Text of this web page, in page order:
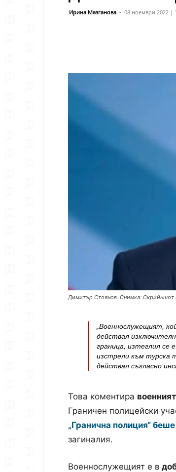
Ирина Мазганова - 08 ноември 2022 |
Димитър Стоянов. Снимка: Скрийншот
„Военнослужещият,
действал
граница, изтеглил се
изстрели към турска
действал съгласно
Това коментира
Граничен полицейски
„Гранична полиция“
загиналия.
Военнослужещият е в